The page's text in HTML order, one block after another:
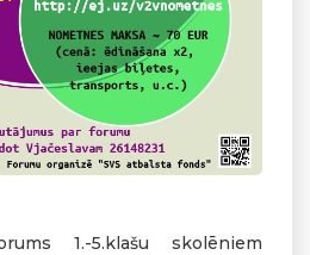
1.-5.klašu skolēniem